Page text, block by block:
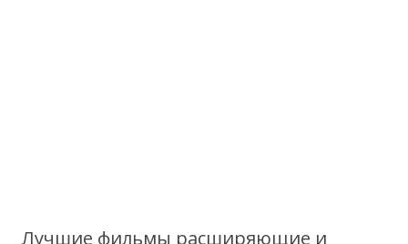
Лучшие фильмы расширяющие и